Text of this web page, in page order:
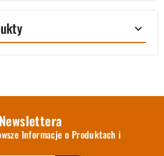

Informacje o Produktach i